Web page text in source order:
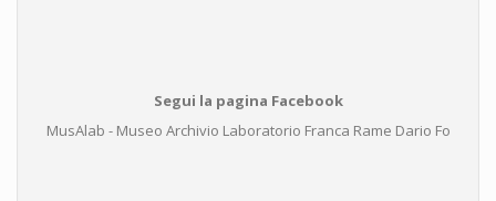
Segui la pagina Facebook
MusAlab - Museo Archivio Laboratorio Franca Rame Dario Fo